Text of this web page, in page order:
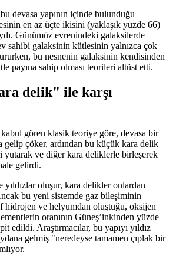
devasa yapının içinde bulunduğu
en az üçte ikisini (yaklaşık yüzde 66)
Günümüz evrenindeki galaksilerde
sahibi galaksinin kütlesinin yalnızca çok
bu nesnenin galaksinin kendisinden
payına sahip olması teorileri altüst etti.
delik" ile karşı
gören klasik teoriye göre, devasa bir
gelip çöker, ardından bu küçük kara delik
yutarak ve diğer kara deliklerle birleşerek
gelirdi.
yıldızlar oluşur, kara delikler onlardan
bu yeni sistemde gaz bileşiminin
hidrojen ve helyumdan oluştuğu, oksijen
oranının Güneş’inkinden yüzde
edildi. Araştırmacılar, bu yapıyı yıldız
gelmiş "neredeyse tamamen çıplak bir